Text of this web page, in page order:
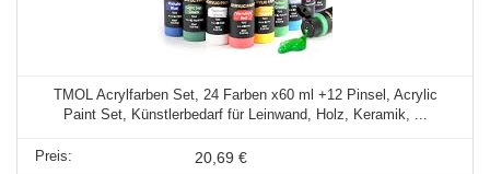
TMOL Acrylfarben Set, 24 Farben x60 ml +12 Pinsel, Acrylic
Paint Set, Künstlerbedarf für Leinwand, Holz, Keramik, ...
20,69 €